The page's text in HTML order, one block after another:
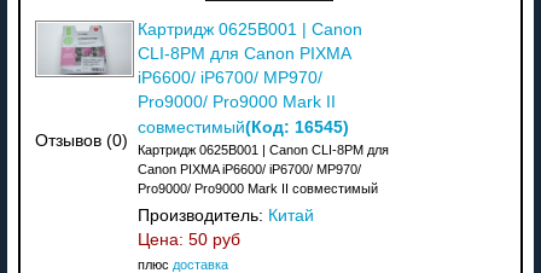
Отзывов (0)
Картридж 0625B001 | Canon
CLI-8PM для Canon PIXMA
iP6600/ iP6700/ MP970/
Pro9000/ Pro9000 Mark II
совместимый(Код: 16545)
Картридж 0625B001 | Canon CLI-8PM для
Canon PIXMA iP6600/ iP6700/ MP970/
Pro9000/ Pro9000 Mark II совместимый
Производитель: Китай
Цена: 50 руб
плюс доставка